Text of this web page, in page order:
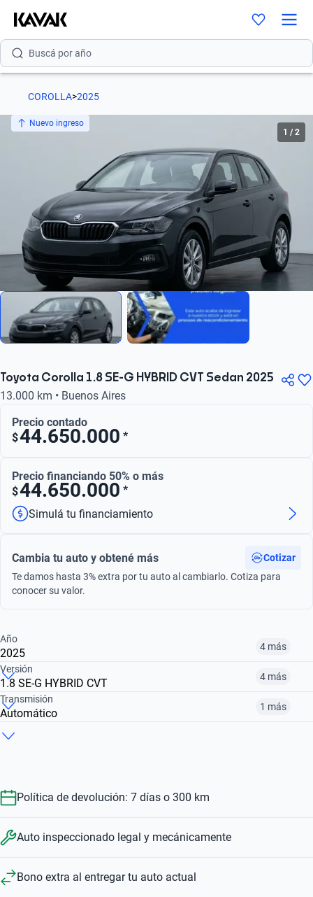
Buscá por versión
Buscá por año
COROLLA>2025
Nuevo ingreso
1 /2
Toyota Corolla 1.8 SE-G HYBRID CVT Sedan 2025
13.000 km • Buenos Aires
Precio contado
$44.650.000 *
Precio financiando 50% o más
$44.650.000 *
Simulá tu financiamiento
Cambia tu auto y obtené más
Cotizar
Te damos hasta 3% extra por tu auto al cambiarlo. Cotiza para
conocer su valor.
Año
2025 4 más
2012
$ 12.800.000
Versión
1.8 SE-G HYBRID CVT 4 más
1.8 XLI
Transmisión
Automático 1 más
Política de devolución: 7 días o 300 km
Auto inspeccionado legal y mecánicamente
Bono extra al entregar tu auto actual